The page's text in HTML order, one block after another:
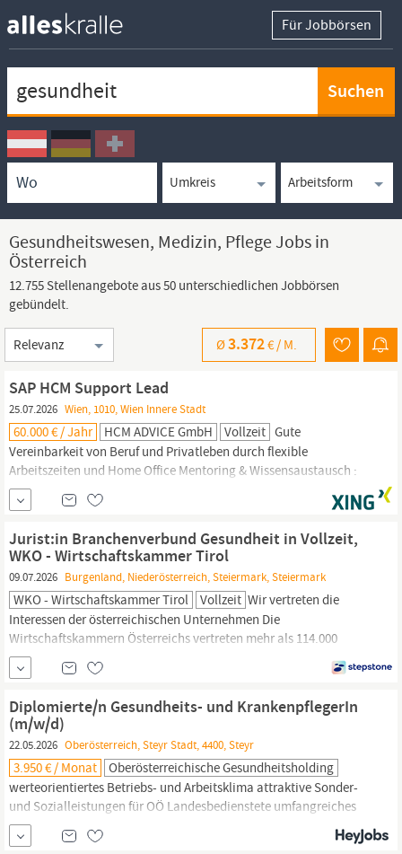
Für Jobbörsen
Ortssuche
Umkreissuche
Arbeitsform
Gesundheitswesen, Medizin, Pflege Jobs in
Österreich
12.755 Stellenangebote aus 50 unterschiedlichen Jobbörsen
gebündelt.
Sortierung
Ø3.372€ / M.
SAP HCM Support Lead
25.07.2026 Wien, 1010, Wien Innere Stadt
60.000 € / Jahr HCM ADVICE GmbH Vollzeit Gute
Vereinbarkeit von Beruf und Privatleben durch flexible
Arbeitszeiten und Home Office Mentoring & Wissensaustausch :
Gegenseitige Unterstützung ist Teil unserer Kultur
Karriereperspektiven : Ergreifen Sie die Chance, sich beruflich
uns direkt am Stephansplatz !Gesundheit&...
Jurist:in Branchenverbund Gesundheit in Vollzeit,
WKO - Wirtschaftskammer Tirol
09.07.2026 Burgenland, Niederösterreich, Steiermark, Steiermark
WKO - Wirtschaftskammer Tirol Vollzeit Wir vertreten die
Interessen der österreichischen Unternehmen Die
Wirtschaftskammern Österreichs vertreten mehr als 114.000
Mitgliedsbetriebe. Als starke Stimme der Unternehmen setzen wir
uns für eine zukunftsorientierte und wirtschaftsfreundliche Politik
ein, z.B. für Steuerentlastung, Bürokratie-Abbau, Förderungen.
Jurist:in BranchenverbundGesundheitin Vollzeit
Diplomierte/n Gesundheits- und KrankenpflegerIn
(m/w/d)
22.05.2026 Oberösterreich, Steyr Stadt, 4400, Steyr
3.950 € / Monat
Oberösterreichische Gesundheitsholding
werteorientiertes Betriebs- und Arbeitsklima attraktive Sonder-
und Sozialleistungen für OÖ Landesbedienstete umfangreiches
Fort- und Weiterbildungsangebot einen zukunftssicheren
Arbeitsplatz mit lebensphasenorientierter Arbeitsplatzgestaltung